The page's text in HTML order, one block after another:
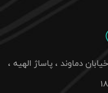
دماوند ، پاساژ الهیه ،